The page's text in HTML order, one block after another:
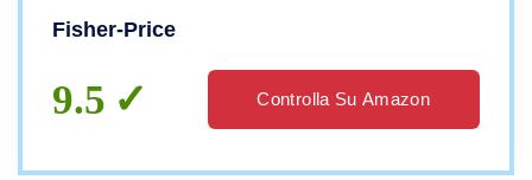
Esclusivo Amazon
Fisher-Price
9.5 Controlla Su Amazon